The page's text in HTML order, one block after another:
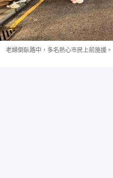
老婦倒臥路中，多名熱心市民上前施援。